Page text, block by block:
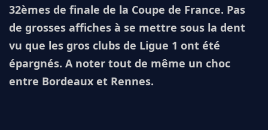
32èmes de finale de la Coupe de France. Pas
de grosses affiches à se mettre sous la dent
vu que les gros clubs de Ligue 1 ont été
épargnés. A noter tout de même un choc
entre Bordeaux et Rennes.